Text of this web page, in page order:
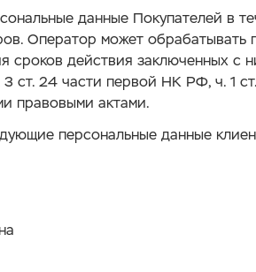
данные Покупателей в
Оператор может обрабатывать
сроков действия заключенных с
3 ст. 24 части первой НК РФ, ч. 1
правовыми актами.
персональные данные